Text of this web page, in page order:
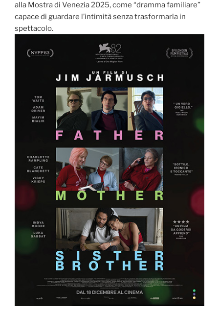
alla Mostra di Venezia 2025, come “dramma familiare”
capace di guardare l’intimità senza trasformarla in
spettacolo.